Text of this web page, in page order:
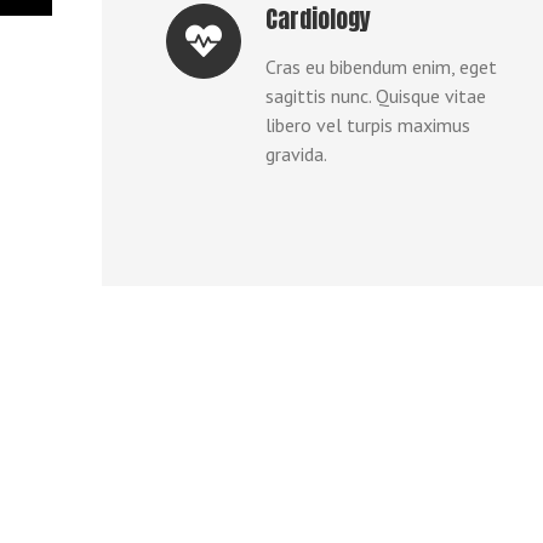
Cardiology
Cras eu bibendum enim, eget
sagittis nunc. Quisque vitae
libero vel turpis maximus
gravida.